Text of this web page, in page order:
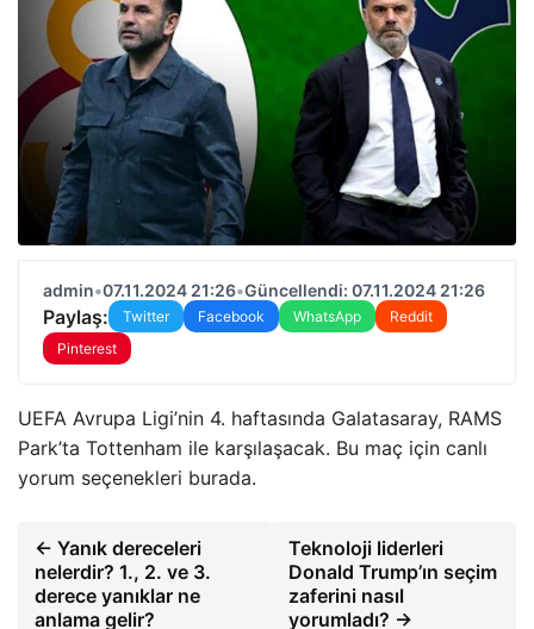
admin•07.11.2024 21:26•Güncellendi: 07.11.2024 21:26
Paylaş: Twitter Facebook WhatsApp
Reddit
Pinterest
UEFA Avrupa Ligi’nin 4. haftasında Galatasaray, RAMS
Park’ta Tottenham ile karşılaşacak. Bu maç için canlı
yorum seçenekleri burada.
← Yanık dereceleri
nelerdir? 1., 2. ve 3.
derece yanıklar ne
anlama gelir?
Teknoloji liderleri
Donald Trump’ın seçim
zaferini nasıl
yorumladı? →